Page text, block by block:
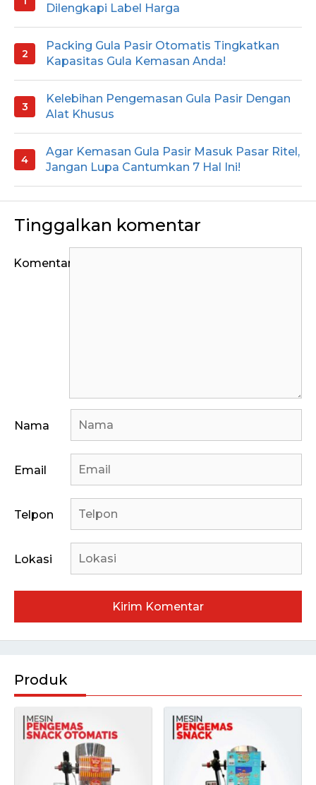
Dilengkapi Label Harga
Packing Gula Pasir Otomatis Tingkatkan
Kapasitas Gula Kemasan Anda!
Kelebihan Pengemasan Gula Pasir Dengan
Alat Khusus
Agar Kemasan Gula Pasir Masuk Pasar Ritel,
Jangan Lupa Cantumkan 7 Hal Ini!
Tinggalkan komentar
Komentar
Nama
Email
Telpon
Lokasi
Produk